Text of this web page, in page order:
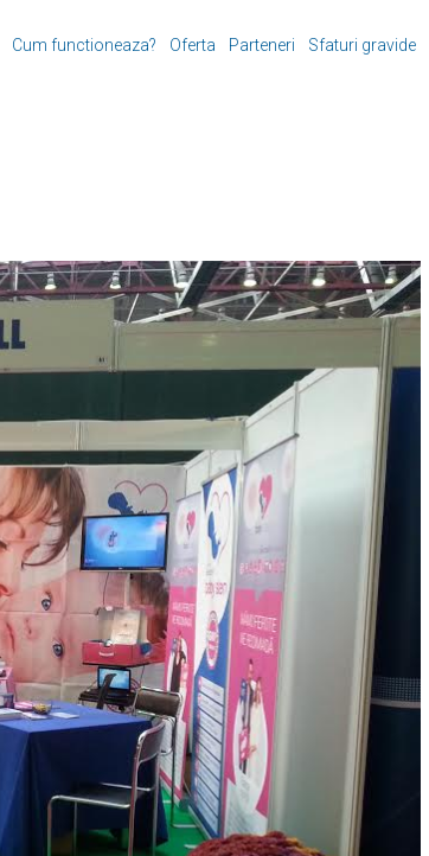
Cum functioneaza? Oferta Parteneri Sfaturi gravide